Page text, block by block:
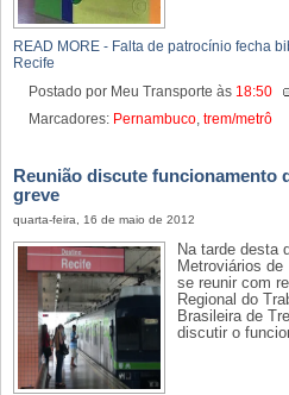
READ MORE - Falta de patrocínio fecha
Recife
Postado por Meu Transporte às 18:50
Marcadores: Pernambuco trem/metrô
Reunião discute funcionamento
greve
quarta-feira, 16 de maio de 2012
Na tarde desta
Metroviários
se reunir com
Regional do
Brasileira de
discutir o